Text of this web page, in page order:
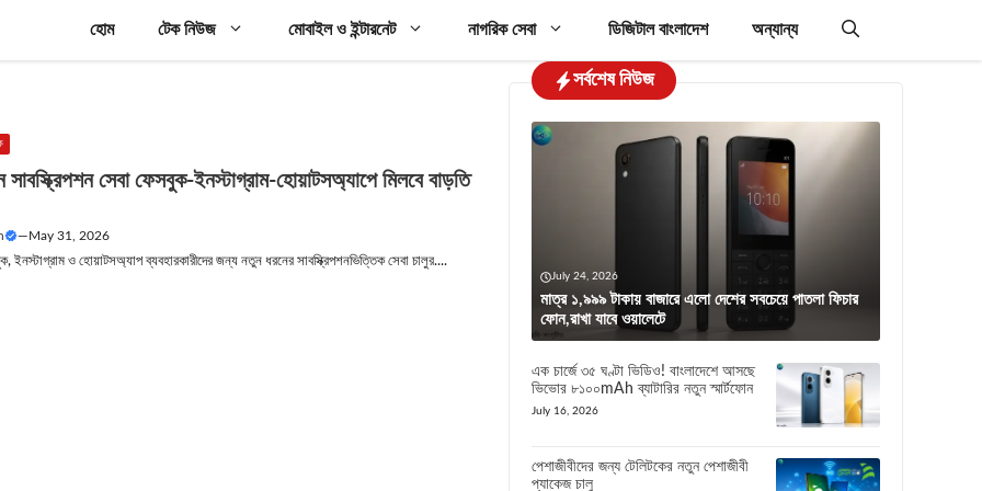
হোম টেক নিউজ মোবাইল ও ইন্টারনেট নাগরিক সেবা ডিজিটাল বাংলাদেশ অন্যান্য
সাবস্ক্রিপশন সেবা ফেসবুক-ইনস্টাগ্রাম-হোয়াটসঅ্যাপে মিলবে বাড়তি
—May 31, 2026
ইনস্টাগ্রাম ও হোয়াটসঅ্যাপ ব্যবহারকারীদের জন্য নতুন ধরনের সাবস্ক্রিপশনভিত্তিক সেবা চালুর....
সর্বশেষ নিউজ
July 24, 2026
মাত্র ১,৯৯৯ টাকায় বাজারে এলো দেশের সবচেয়ে পাতলা ফিচার
ফোন,রাখা যাবে ওয়ালেটে
এক চার্জে ৩৫ ঘণ্টা ভিডিও! বাংলাদেশে আসছে
ভিভোর ৮১০০mAh ব্যাটারির নতুন স্মার্টফোন
July 16, 2026
পেশাজীবীদের জন্য টেলিটকের নতুন পেশাজীবী
প্যাকেজ চালু